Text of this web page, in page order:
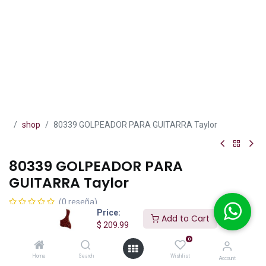
Price:
$ 209.99
Add to Cart
Home Search
0
Wishlist Account
shop 80339 GOLPEADOR PARA GUITARRA Taylor
80339 GOLPEADOR PARA
GUITARRA Taylor
(0 reseña)
Golpeador derecho Taylor para guitarras Grand Auditorium o
Grand Symphony de 4-7/8" Tortoise Shell.
209.99 IVA incluido